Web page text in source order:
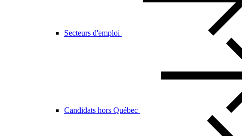
Secteurs d'emploi
Candidats hors Québec